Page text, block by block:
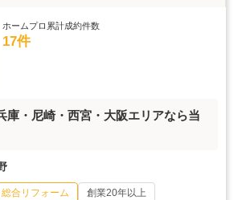
ホームプロ累計成約件数
17件
庫・​尼崎・西宮・大阪エリアなら当
総合リフォーム
創業20年以上